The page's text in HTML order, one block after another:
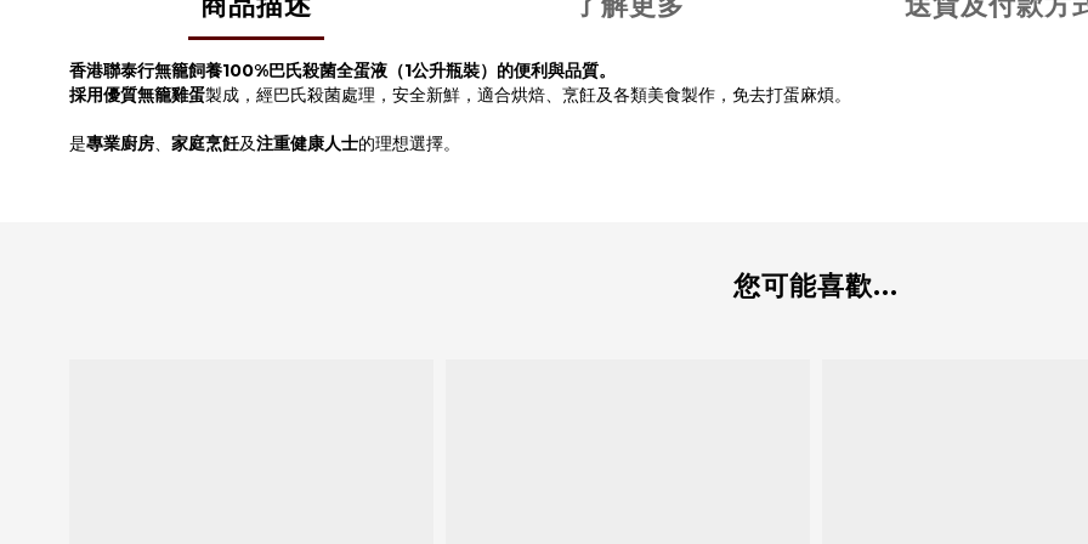
香港聯泰行無籠飼養100%巴氏殺菌全蛋液（1公升瓶裝） 的便利與品質。
採用優質無籠雞蛋製成，經巴氏殺菌處理，安全新鮮，適合烘焙、烹飪及各類美食製作，免去打蛋麻煩。
是專業廚房、 家庭烹飪及注重健康人士的理想選擇。
您可能喜歡...